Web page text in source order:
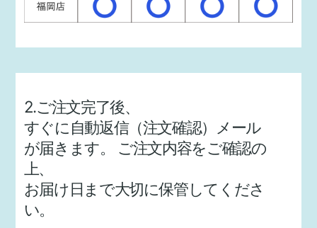
2.ご注文完了後、
すぐに自動返信（注文確認）メール
が届きます。
ご注文内容をご確認の
上、
お届け日まで大切に保管してくださ
い。